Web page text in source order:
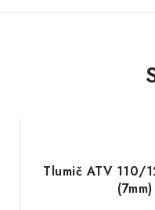
Tlumič ATV 110/
(7mm)